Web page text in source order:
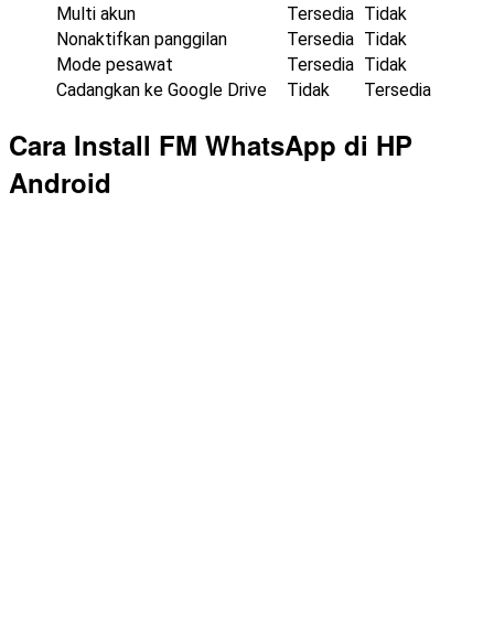
Multi akun
Tersedia Tidak
Nonaktifkan panggilan
Tersedia Tidak
Mode pesawat
Tersedia Tidak
Cadangkan ke Google Drive
Tidak Tersedia
Cara Install FM WhatsApp di HP
Android